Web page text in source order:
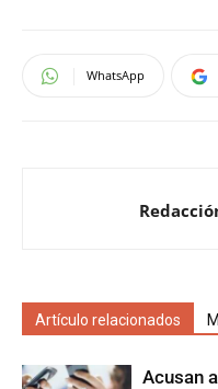
WhatsApp
Artículo relacionados
Acusan